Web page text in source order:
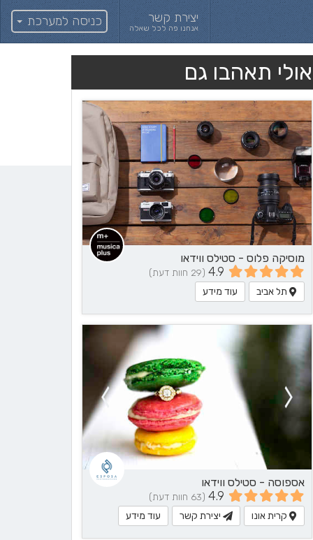
יצירת קשר
אנחנו פה לכל שאלה כניסה למערכת
אולי תאהבו גם
מוסיקה פלוס - סטילס ווידאו
4.9 (29 חוות דעת)
תל אביב עוד מידע
אספוסה - סטילס ווידאו
4.9 (63 חוות דעת)
קרית אונו יצירת קשר עוד מידע